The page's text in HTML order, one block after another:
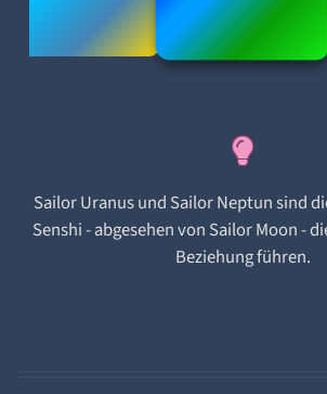
Sailor Uranus und Sailor Neptun sind
Senshi - abgesehen von Sailor Moon -
Beziehung führen.